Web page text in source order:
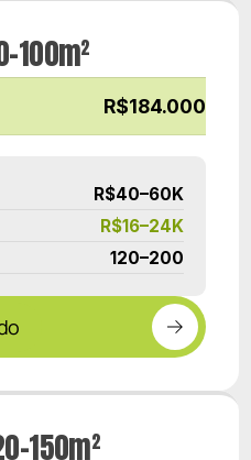
R$184.000
R$40–60K
R$16–24K
120–200